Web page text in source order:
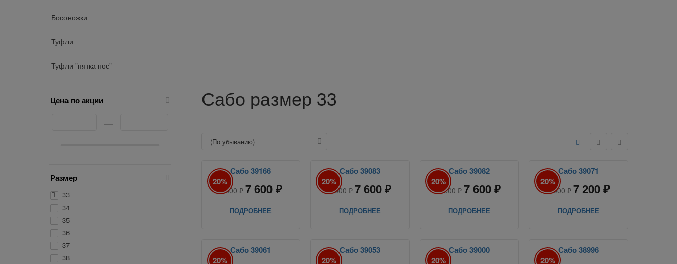
Босоножки
Туфли
Туфли "пятка нос"
Цена по акции
Размер
33
34
35
36
37
38
Сабо размер 33
(по убыванию)
20%
Сабо 39166
9 500 ₽ 7 600 ₽
ПОДРОБНЕЕ
20%
Сабо 39083
9 500 ₽ 7 600 ₽
ПОДРОБНЕЕ
20%
Сабо 39082
9 500 ₽ 7 600 ₽
ПОДРОБНЕЕ
20%
Сабо 39071
9 000 ₽ 7 200 ₽
ПОДРОБНЕЕ
20%
Сабо 39061
20%
Сабо 39053
20%
Сабо 39000
20%
Сабо 38996